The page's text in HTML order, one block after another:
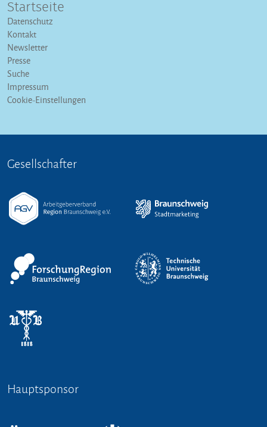
Startseite
Datenschutz
Kontakt
Newsletter
Presse
Suche
Impressum
Cookie-Einstellungen
Gesellschafter
Hauptsponsor